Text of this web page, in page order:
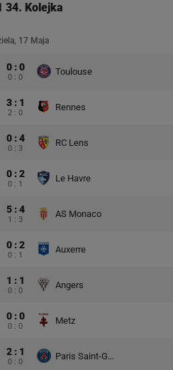
34. Kolejka
17 Maja
0 : 0
0 : 0
Toulouse
3 : 1
2 : 0
Rennes
0 : 4
0 : 3
RC Lens
0 : 2
0 : 1
Le Havre
5 : 4
1 : 3
AS Monaco
0 : 2
0 : 1
Auxerre
1 : 1
0 : 0
Angers
0 : 0
0 : 0
Metz
2 : 1
0 : 0
Paris Saint-Germain